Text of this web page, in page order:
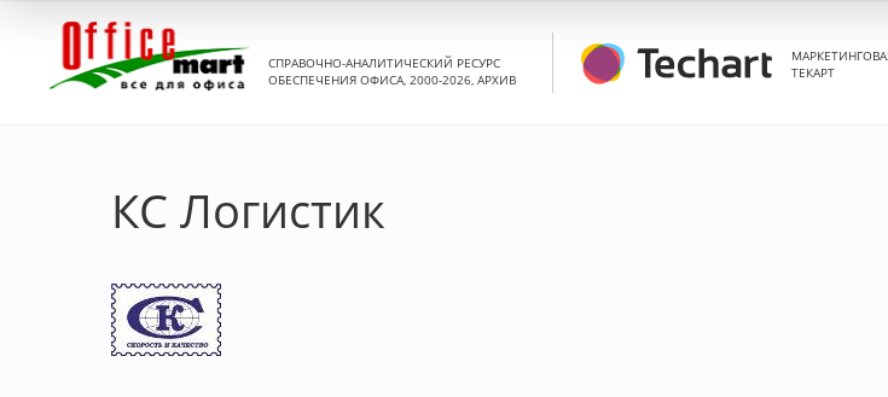
СПРАВОЧНО-АНАЛИТИЧЕСКИЙ РЕСУРС
ОБЕСПЕЧЕНИЯ ОФИСА, 2000-2026, АРХИВ
ТЕКАРТ
КС Логистик